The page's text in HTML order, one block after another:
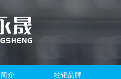
介 经销品牌